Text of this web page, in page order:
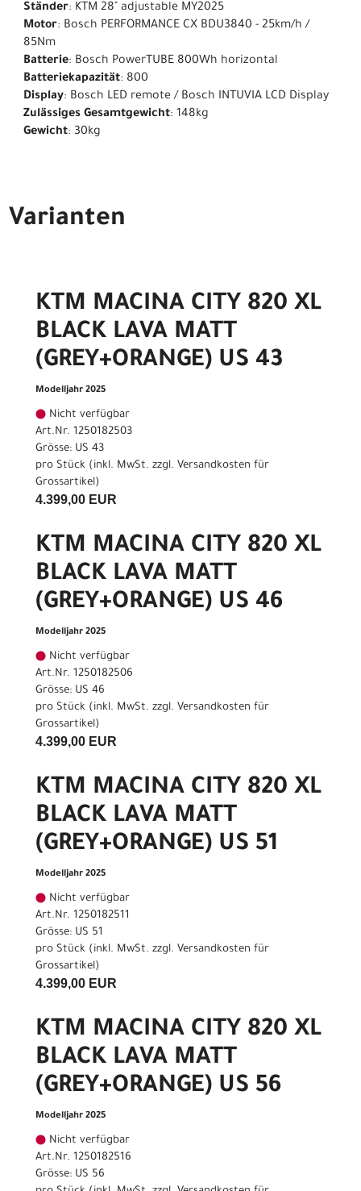
Ständer: KTM 28" adjustable MY2025
Motor: Bosch PERFORMANCE CX BDU3840 - 25km/h /
85Nm
Batterie: Bosch PowerTUBE 800Wh horizontal
Batteriekapazität: 800
Display: Bosch LED remote / Bosch INTUVIA LCD Display
Zulässiges Gesamtgewicht: 148kg
Gewicht: 30kg
Varianten
KTM MACINA CITY 820 XL
BLACK LAVA MATT
(GREY+ORANGE) US 43
Modelljahr 2025
Nicht verfügbar
Art.Nr. 1250182503
Grösse: US 43
pro Stück (inkl. MwSt. zzgl. Versandkosten für
Grossartikel)
4.399,00 EUR
KTM MACINA CITY 820 XL
BLACK LAVA MATT
(GREY+ORANGE) US 46
Modelljahr 2025
Nicht verfügbar
Art.Nr. 1250182506
Grösse: US 46
pro Stück (inkl. MwSt. zzgl. Versandkosten für
Grossartikel)
4.399,00 EUR
KTM MACINA CITY 820 XL
BLACK LAVA MATT
(GREY+ORANGE) US 51
Modelljahr 2025
Nicht verfügbar
Art.Nr. 1250182511
Grösse: US 51
pro Stück (inkl. MwSt. zzgl. Versandkosten für
Grossartikel)
4.399,00 EUR
KTM MACINA CITY 820 XL
BLACK LAVA MATT
(GREY+ORANGE) US 56
Modelljahr 2025
Nicht verfügbar
Art.Nr. 1250182516
Grösse: US 56